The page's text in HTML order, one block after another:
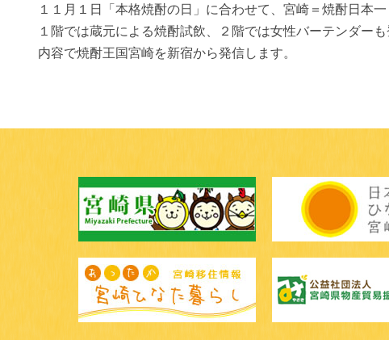
１１月１日「本格焼酎の日」に合わせて、宮崎＝焼酎日本
１階では蔵元による焼酎試飲、２階では女性バーテンダー
内容で焼酎王国宮崎を新宿から発信します。